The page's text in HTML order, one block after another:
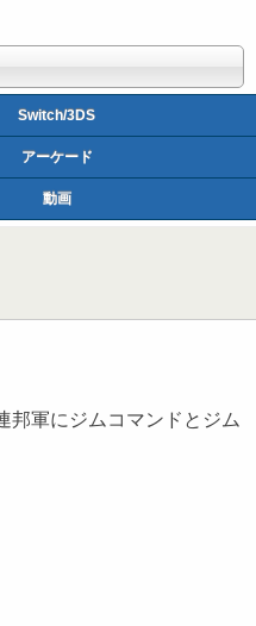
Switch/3DS
アーケード
動画
邦軍にジムコマンドとジム